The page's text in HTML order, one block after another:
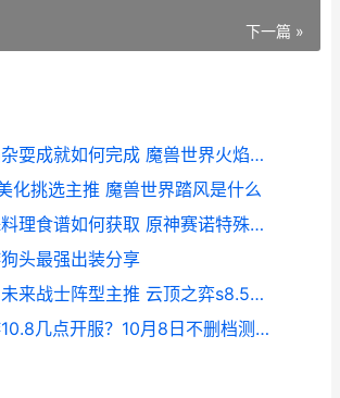
下一篇 »
魔兽世界火焰杂耍成就如何完成 魔兽世界火焰杂耍
化挑选主推 魔兽世界踏风是什么
原神赛诺特殊料理食谱如何获取 原神赛诺特殊料理菜谱
头最强出装分享
云顶之弈s8.5未来战士阵型主推 云顶之弈s8.5未来战士
英雄联盟手游10.8几点开服？10月8日不删档测试时间介绍[多图]